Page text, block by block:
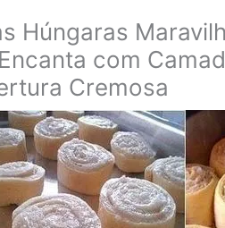
Húngaras
com
Cremosa